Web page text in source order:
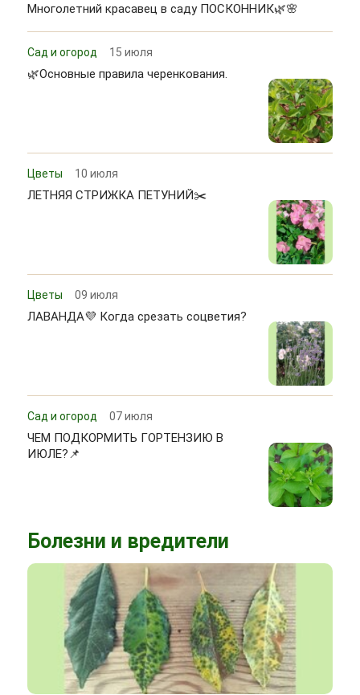
Многолетний красавец в саду ПОСКОННИК🌿🌸
Сад и огород 15 июля
🌿Основные правила черенкования.
Цветы 10 июля
ЛЕТНЯЯ СТРИЖКА ПЕТУНИЙ✂️
Цветы 09 июля
ЛАВАНДА💜 Когда срезать соцветия?
Сад и огород 07 июля
ЧЕМ ПОДКОРМИТЬ ГОРТЕНЗИЮ В
ИЮЛЕ?📌
Болезни и вредители